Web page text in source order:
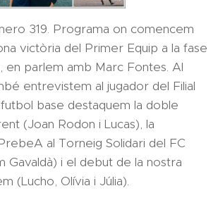
319. Programa on comencem
victòria del Primer Equip a la fase
en parlem amb Marc Fontes. Al
entrevistem al jugador del Filial
base destaquem la doble
(Joan Rodon i Lucas), la
al Torneig Solidari del FC
Gavaldà) i el debut de la nostra
(Lucho, Olívia i Júlia).